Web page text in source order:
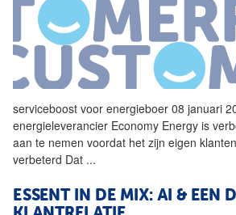
serviceboost voor energieboer 08 januari
energieleverancier Economy Energy is
aan te nemen voordat het zijn eigen
verbeterd Dat ...
ESSENT IN DE MIX: AI & EEN